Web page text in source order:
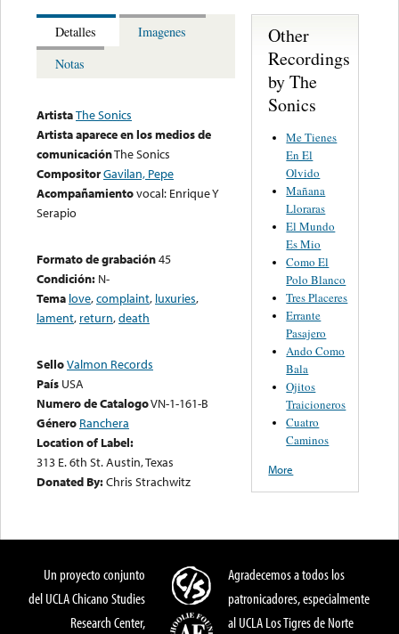
Detalles
Imagenes
Notas
ArtistaThe Sonics
Artista aparece en los medios de
comunicaciónThe Sonics
CompositorGavilan, Pepe
Acompañamientovocal: Enrique Y
Serapio
Formato de grabación45
Condición: N-
Tema love,complaint, luxuries,
lament, return,death
SelloValmon Records
País USA
Numero de CatalogoVN-1-161-B
Género Ranchera
Location of Label:
313 E. 6th St. Austin, Texas
Donated By:Chris Strachwitz
Other
Recordings
by The
Sonics
Me Tienes
En El
Olvido
Mañana
Lloraras
El Mundo
Es Mio
Como El
Polo Blanco
Tres Placeres
Errante
Pasajero
Ando Como
Bala
Ojitos
Traicioneros
Cuatro
Caminos
More
Un proyecto conjunto
del UCLA Chicano Studies
Research Center,
Agradecemos a todos los
patronicadores, especialmente
al UCLA Los Tigres de Norte